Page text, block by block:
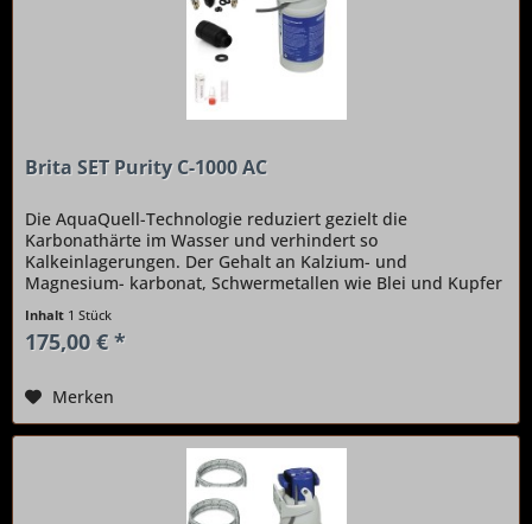
Brita SET Purity C-1000 AC
Die AquaQuell-Technologie reduziert gezielt die
Karbonathärte im Wasser und verhindert so
Kalkeinlagerungen. Der Gehalt an Kalzium- und
Magnesium- karbonat, Schwermetallen wie Blei und Kupfer
Inhalt 1 Stück
175,00 € *
Merken